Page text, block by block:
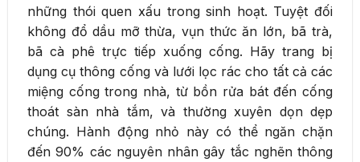
những thói quen xấu trong sinh hoạt. Tuyệt đối
không đổ dầu mỡ thừa, vụn thức ăn lớn, bã trà,
bã cà phê trực tiếp xuống cống. Hãy trang bị
dụng cụ thông cống và lưới lọc rác cho tất cả các
miệng cống trong nhà, từ bồn rửa bát đến cống
thoát sàn nhà tắm, và thường xuyên dọn dẹp
chúng. Hành động nhỏ này có thể ngăn chặn
đến 90% các nguyên nhân gây tắc nghẽn thông